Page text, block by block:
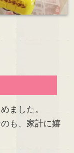
ました。
も、家計に嬉